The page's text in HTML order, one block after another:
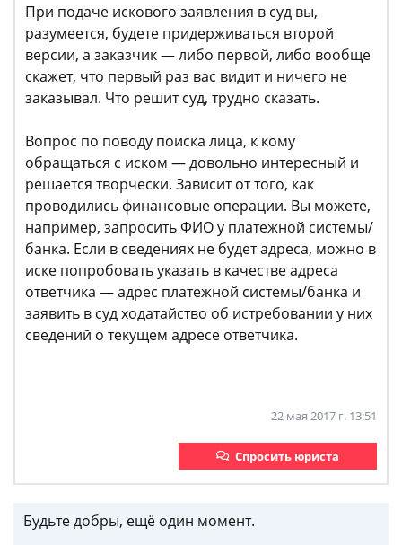
При подаче искового заявления в суд вы,
разумеется, будете придерживаться второй
версии, а заказчик — либо первой, либо вообще
скажет, что первый раз вас видит и ничего не
заказывал. Что решит суд, трудно сказать.
Вопрос по поводу поиска лица, к кому
обращаться с иском — довольно интересный и
решается творчески. Зависит от того, как
проводились финансовые операции. Вы можете,
например, запросить ФИО у платежной системы/
банка. Если в сведениях не будет адреса, можно в
иске попробовать указать в качестве адреса
ответчика — адрес платежной системы/банка и
заявить в суд ходатайство об истребовании у них
сведений о текущем адресе ответчика.
22 мая 2017 г. 13:51
Спросить юриста
Будьте добры, ещё один момент.